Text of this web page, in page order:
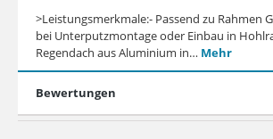
>Leistungsmerkmale:- Passend zu Rahmen
bei Unterputzmontage oder Einbau in
Regendach aus Aluminium in… Mehr
Bewertungen